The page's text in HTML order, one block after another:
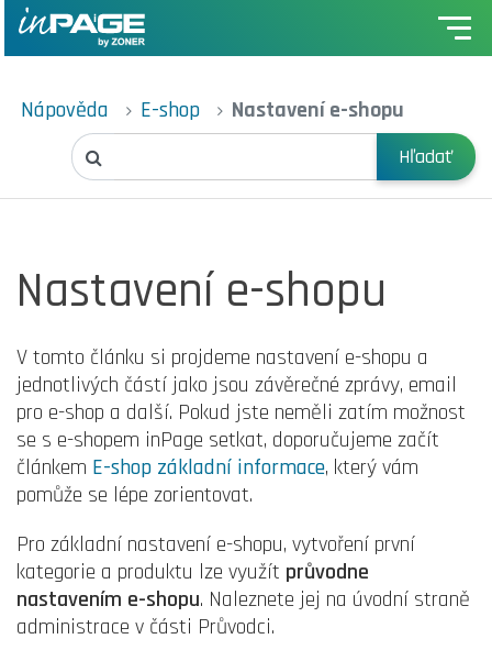
Nápověda E-shop Nastavení e-shopu
Hľadať
Nastavení e-shopu
V tomto článku si projdeme nastavení e-shopu a
jednotlivých částí jako jsou závěrečné zprávy, email
pro e-shop a další. Pokud jste neměli zatím možnost
se s e-shopem inPage setkat, doporučujeme začít
článkem E-shop základní informace, který vám
pomůže se lépe zorientovat.
Pro základní nastavení e-shopu, vytvoření první
kategorie a produktu lze využít průvodne
nastavením e-shopu. Naleznete jej na úvodní straně
administrace v části Průvodci.